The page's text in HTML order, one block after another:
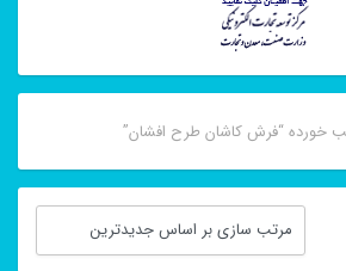
خورده “فرش کاشان طرح افشان”